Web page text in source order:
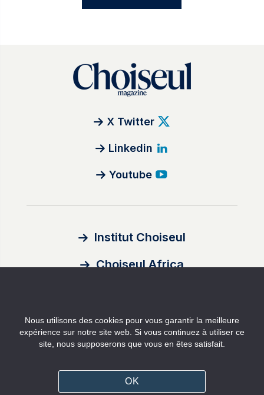
X Twitter
Linkedin
Youtube
Institut Choiseul
Choiseul Africa
Auteurs
Mentions légales
Nous utilisons des cookies pour vous garantir la meilleure
expérience sur notre site web. Si vous continuez à utiliser ce
site, nous supposerons que vous en êtes satisfait.
OK